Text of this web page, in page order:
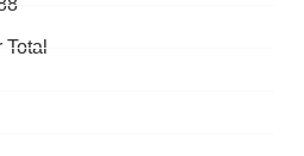
Total